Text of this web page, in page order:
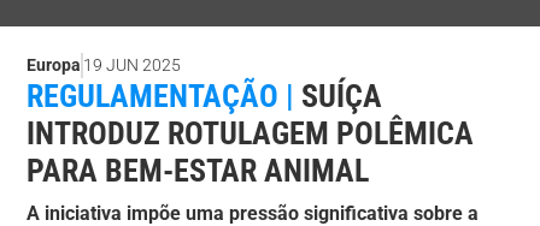
Europa 19 JUN 2025
REGULAMENTAÇÃO | SUÍÇA
INTRODUZ ROTULAGEM POLÊMICA
PARA BEM-ESTAR ANIMAL
A iniciativa impõe uma pressão significativa sobre a